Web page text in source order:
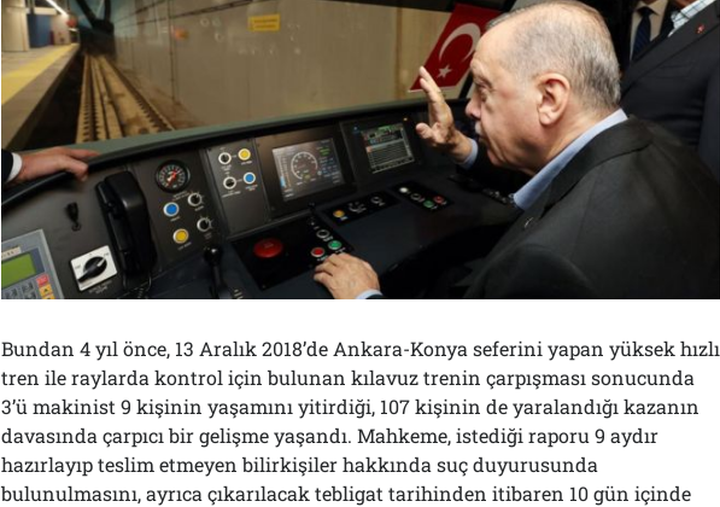
Bundan 4 yıl önce, 13 Aralık 2018’de Ankara-Konya seferini yapan yüksek hızlı
tren ile raylarda kontrol için bulunan kılavuz trenin çarpışması sonucunda
3’ü makinist 9 kişinin yaşamını yitirdiği, 107 kişinin de yaralandığı kazanın
davasında çarpıcı bir gelişme yaşandı. Mahkeme, istediği raporu 9 aydır
hazırlayıp teslim etmeyen bilirkişiler hakkında suç duyurusunda
bulunulmasını, ayrıca çıkarılacak tebligat tarihinden itibaren 10 gün içinde